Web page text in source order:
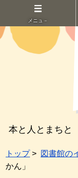
メニュ－
本と人とまち
トップ> 図書館の
かん」